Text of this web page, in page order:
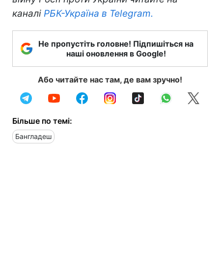
каналі РБК-Україна в Telegram.
Не пропустіть головне! Підпишіться на
наші оновлення в Google!
Або читайте нас там, де вам зручно!
Більше по темі:
Бангладеш